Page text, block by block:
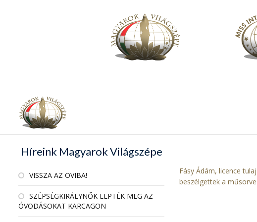
Híreink Magyarok Világszépe
VISSZA AZ OVIBA!
SZÉPSÉGKIRÁLYNŐK LEPTÉK MEG AZ
ÓVODÁSOKAT KARCAGON
Fásy Ádám, licence
beszélgettek a